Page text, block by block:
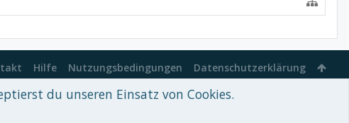
Hilfe Nutzungsbedingungen Datenschutzerklärung
du unseren Einsatz von Cookies.